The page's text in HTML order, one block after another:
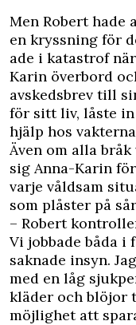
Men Robert hade
en kryssning för
ade i katastrof
Karin överbord
avskedsbrev till
för sitt liv, låste
hjälp hos
Även om alla
sig Anna-­Karin
varje våldsam
som plåster på
– Robert
Vi jobbade båda i
saknade insyn.
med en låg
kläder och blöjor
möjlighet att